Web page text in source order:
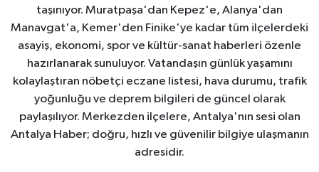
taşınıyor. Muratpaşa'dan Kepez'e, Alanya'dan
Manavgat'a, Kemer'den Finike'ye kadar tüm ilçelerdeki
asayiş, ekonomi, spor ve kültür-sanat haberleri özenle
hazırlanarak sunuluyor. Vatandaşın günlük yaşamını
kolaylaştıran nöbetçi eczane listesi, hava durumu, trafik
yoğunluğu ve deprem bilgileri de güncel olarak
paylaşılıyor. Merkezden ilçelere, Antalya'nın sesi olan
Antalya Haber; doğru, hızlı ve güvenilir bilgiye ulaşmanın
adresidir.